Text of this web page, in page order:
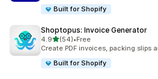
Built for Shopify
Shoptopus: Invoice Generator
4.9滿分 5 顆星
(54)
共有 54 則評價
•Free
Create PDF invoices, packing slips
Built for Shopify